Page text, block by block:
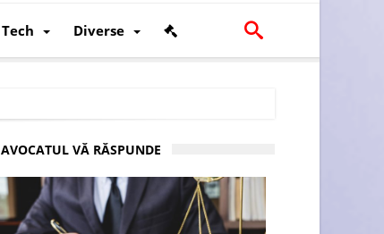
Tech Diverse
AVOCATUL VĂ RĂSPUNDE